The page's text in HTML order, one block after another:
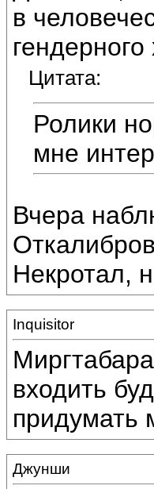
в
Цитата:
Ролики
мне
Вчера
Некротал,
Inquisitor
входить
придумать
Джунши